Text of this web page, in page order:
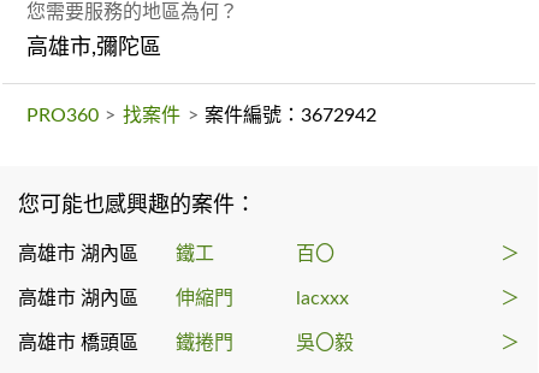
您需要服務的地區為何？
高雄市,彌陀區
PRO360 > 找案件 > 案件編號：3672942
您可能也感興趣的案件：
高雄市 湖內區 鐵工 百〇 ＞
高雄市 湖內區 伸縮門 lacxxx ＞
高雄市 橋頭區 鐵捲門 吳〇毅 ＞